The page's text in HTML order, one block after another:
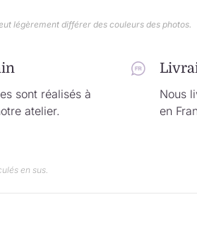
légèrement différer des couleurs des photos.
sont réalisés à
atelier.
Nous
en
en sus.